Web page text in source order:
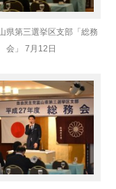
県第三選挙区支部「総務
会」 7月12日